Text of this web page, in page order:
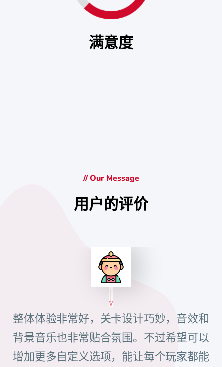
满意度
// Our Message
用户的评价
整体体验非常好，关卡设计巧妙，音效和
背景音乐也非常贴合氛围。不过希望可以
增加更多自定义选项，能让每个玩家都能